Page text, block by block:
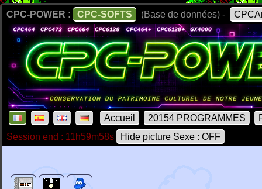
CPC-POWER : CPC-SOFTS (Base de données) -
Accueil 20154 PROGRAMMES
Session end : 11h59m58s
Hide picture Sexe : OFF